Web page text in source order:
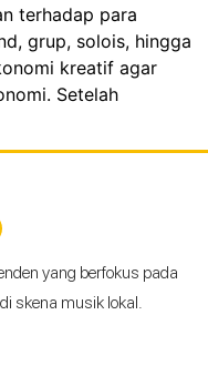
terhadap para
grup, solois, hingga
kreatif agar
Setelah
yang berfokus pada
skena musik lokal.